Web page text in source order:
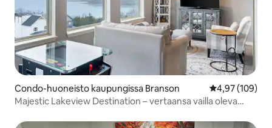
Condo-huoneisto kaupungissa Branson
4,97 (109)
Majestic Lakeview Destination – vertaansa vailla oleva